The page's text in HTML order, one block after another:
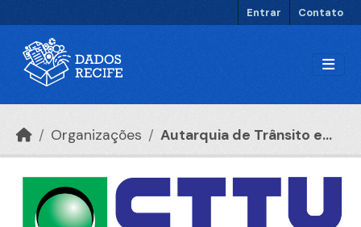
Entrar Contato
Organizações Autarquia de Trânsito e...